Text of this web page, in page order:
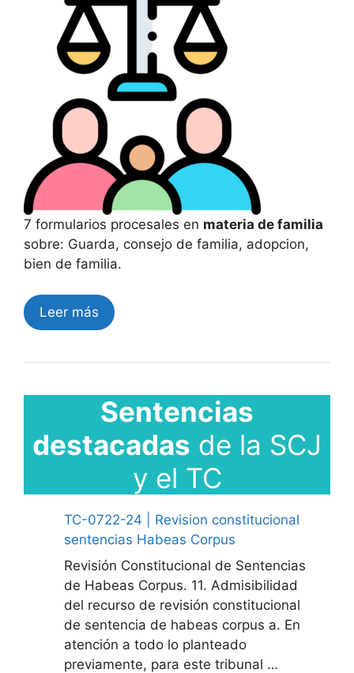
7 formularios procesales en materia de familia
sobre: Guarda, consejo de familia, adopcion,
bien de familia.
Leer más
Sentencias
destacadas de la SCJ
y el TC
TC-0722-24 | Revision constitucional
sentencias Habeas Corpus
Revisión Constitucional de Sentencias
de Habeas Corpus. 11. Admisibilidad
del recurso de revisión constitucional
de sentencia de habeas corpus a. En
atención a todo lo planteado
previamente, para este tribunal …